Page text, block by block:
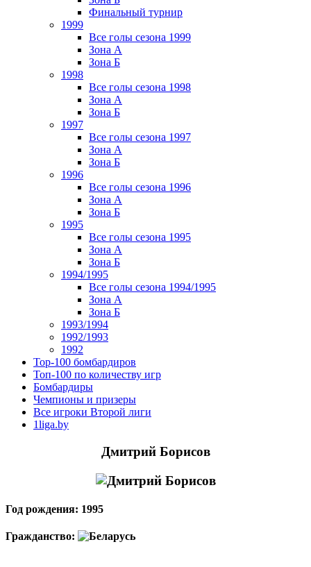
Финальный турнир
1999
Все голы сезона 1999
Зона А
Зона Б
1998
Все голы сезона 1998
Зона А
Зона Б
1997
Все голы сезона 1997
Зона А
Зона Б
1996
Все голы сезона 1996
Зона А
Зона Б
1995
Все голы сезона 1995
Зона А
Зона Б
1994/1995
Все голы сезона 1994/1995
Зона А
Зона Б
1993/1994
1992/1993
1992
Top-100 бомбардиров
Топ-100 по количеству игр
Бомбардиры
Чемпионы и призеры
Все игроки Второй лиги
1liga.by
Дмитрий Борисов
Год рождения: 1995
Гражданство: